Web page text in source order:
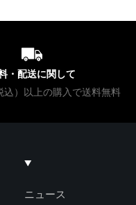
・配送に関して
）以上の購入で送料無料
ニュース